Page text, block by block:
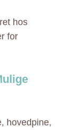
hos
for
hovedpine,